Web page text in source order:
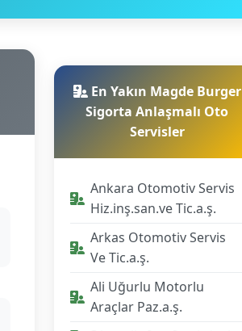
En Yakın Magde Burger
Sigorta Anlaşmalı Oto
Servisler
Ankara Otomotiv Servis
Hiz.inş.san.ve Tic.a.ş.
Arkas Otomotiv Servis
Ve Tic.a.ş.
Ali Uğurlu Motorlu
Araçlar Paz.a.ş.